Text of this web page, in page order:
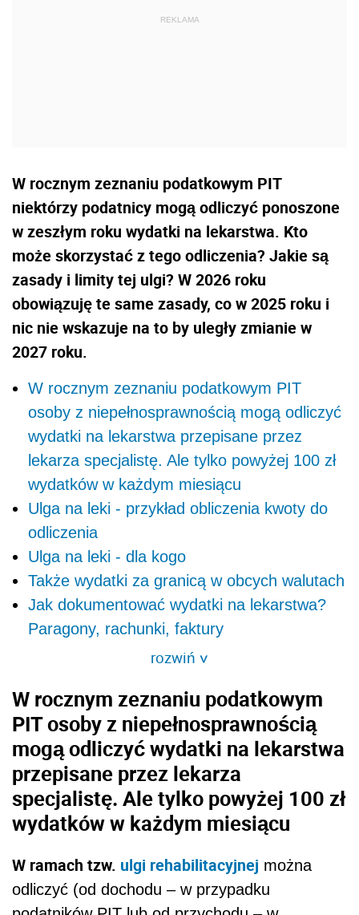
W rocznym zeznaniu podatkowym PIT
niektórzy podatnicy mogą odliczyć ponoszone
w zeszłym roku wydatki na lekarstwa. Kto
może skorzystać z tego odliczenia? Jakie są
zasady i limity tej ulgi? W 2026 roku
obowiązuję te same zasady, co w 2025 roku i
nic nie wskazuje na to by uległy zmianie w
2027 roku.
W rocznym zeznaniu podatkowym PIT
osoby z niepełnosprawnością mogą odliczyć
wydatki na lekarstwa przepisane przez
lekarza specjalistę. Ale tylko powyżej 100 zł
wydatków w każdym miesiącu
Ulga na leki - przykład obliczenia kwoty do
odliczenia
Ulga na leki - dla kogo
Także wydatki za granicą w obcych walutach
Jak dokumentować wydatki na lekarstwa?
Paragony, rachunki, faktury
rozwiń>
W rocznym zeznaniu podatkowym
PIT osoby z niepełnosprawnością
mogą odliczyć wydatki na lekarstwa
przepisane przez lekarza
specjalistę. Ale tylko powyżej 100 zł
wydatków w każdym miesiącu
W ramach tzw. ulgi rehabilitacyjnej można
odliczyć (od dochodu – w przypadku